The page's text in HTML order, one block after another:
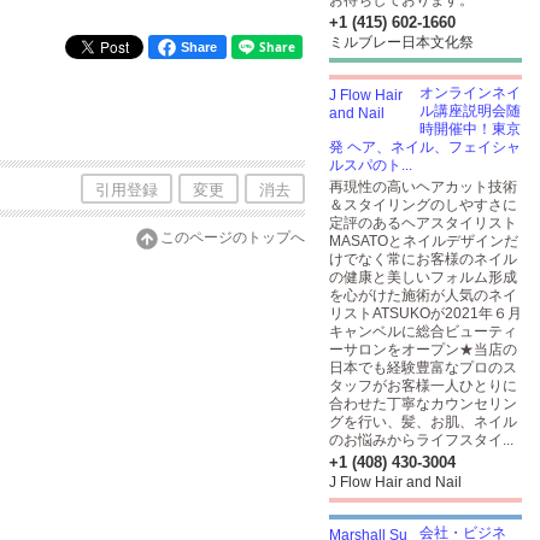
Share
引用登録 変更 消去
このページのトップへ
+1 (415) 602-1660
ミルブレー日本文化祭
オンラインネイ
ル講座説明会随
時開催中！東京
発 ヘア、ネイル、フェイシャ
ルスパのト...
再現性の高いヘアカット技術
＆スタイリングのしやすさに
定評のあるヘアスタイリスト
MASATOとネイルデザインだ
けでなく常にお客様のネイル
の健康と美しいフォルム形成
を心がけた施術が人気のネイ
リストATSUKOが2021年６月
キャンベルに総合ビューティ
ーサロンをオープン★当店の
日本でも経験豊富なプロのス
タッフがお客様一人ひとりに
合わせた丁寧なカウンセリン
グを行い、髪、お肌、ネイル
のお悩みからライフスタイ...
+1 (408) 430-3004
J Flow Hair and Nail
会社・ビジネ